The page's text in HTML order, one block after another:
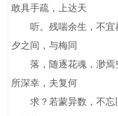
敢具手疏，上达天
听。残喘余生，不宜
夕之间，与梅同
落，随逐花魂，渺焉
所深幸，夫复何
求？若蒙异数，不忘